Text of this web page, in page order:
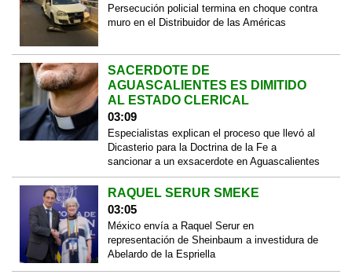
Persecución policial termina en choque contra
muro en el Distribuidor de las Américas
SACERDOTE DE
AGUASCALIENTES ES DIMITIDO
AL ESTADO CLERICAL
03:09
Especialistas explican el proceso que llevó al
Dicasterio para la Doctrina de la Fe a
sancionar a un exsacerdote en Aguascalientes
RAQUEL SERUR SMEKE
03:05
México envía a Raquel Serur en
representación de Sheinbaum a investidura de
Abelardo de la Espriella